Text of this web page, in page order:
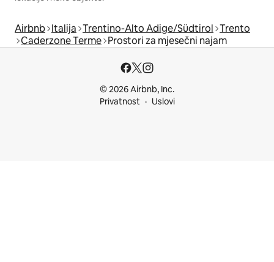
Airbnb Italija Trentino-Alto Adige/Südtirol Trento
Caderzone Terme Prostori za mjesečni najam
© 2026 Airbnb, Inc.
Privatnost
Uslovi